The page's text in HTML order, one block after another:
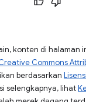
konten di halaman
Commons
berdasarkan
selengkapnya, lihat